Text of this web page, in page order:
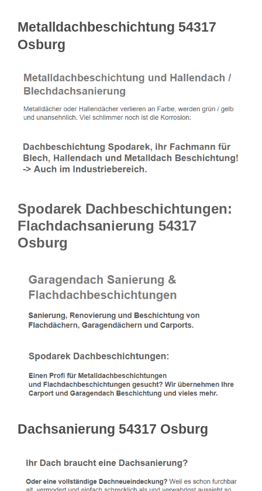
Metalldachbeschichtung 54317
Osburg
Spodarek Dachbeschichtungen:
Flachdachsanierung 54317
Osburg
Dachsanierung 54317 Osburg